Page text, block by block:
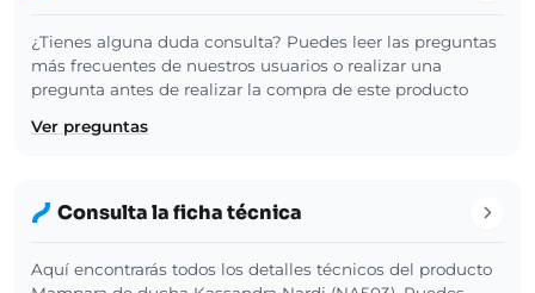
¿Tienes alguna duda consulta? Puedes leer las preguntas
más frecuentes de nuestros usuarios o realizar una
pregunta antes de realizar la compra de este producto
Ver preguntas
Consulta la ficha técnica
Aquí encontrarás todos los detalles técnicos del producto